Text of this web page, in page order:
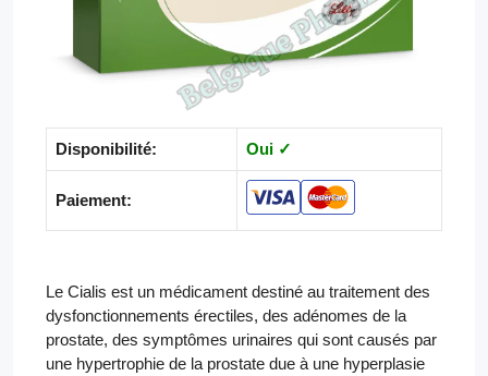
Disponibilité: Oui ✓
Paiement:
Le Cialis est un médicament destiné au traitement des
dysfonctionnements érectiles, des adénomes de la
prostate, des symptômes urinaires qui sont causés par
une hypertrophie de la prostate due à une hyperplasie